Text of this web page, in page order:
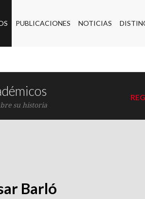
PUBLICACIONES NOTICIAS
su historia
Barló